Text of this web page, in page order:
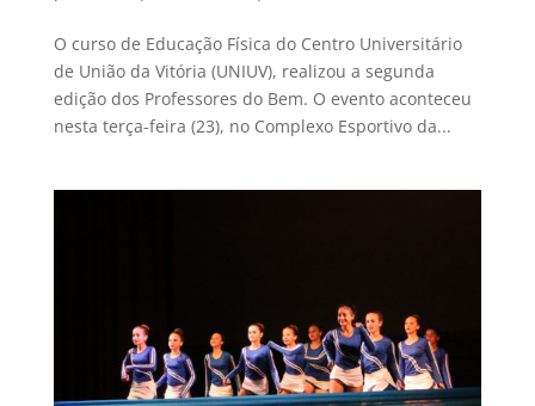
O curso de Educação Física do Centro Universitário
de União da Vitória (UNIUV), realizou a segunda
edição dos Professores do Bem. O evento aconteceu
nesta terça-feira (23), no Complexo Esportivo da...